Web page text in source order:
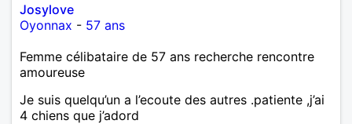
Josylove
Oyonnax - 57 ans
Femme célibataire de 57 ans recherche rencontre
amoureuse
Je suis quelqu’un a l’ecoute des autres .patiente ,j’ai
4 chiens que j’adord